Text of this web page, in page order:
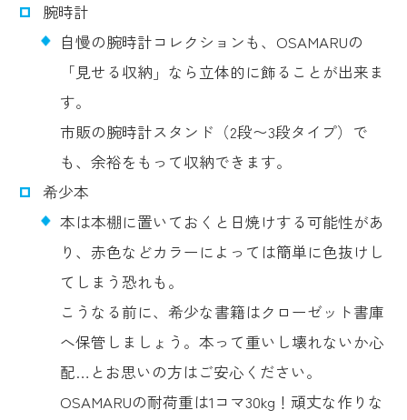
腕時計
自慢の腕時計コレクションも、OSAMARUの
「見せる収納」なら立体的に飾ることが出来ま
す。
市販の腕時計スタンド（2段〜3段タイプ）で
も、余裕をもって収納できます。
希少本
本は本棚に置いておくと日焼けする可能性があ
り、赤色などカラーによっては簡単に色抜けし
てしまう恐れも。
こうなる前に、希少な書籍はクローゼット書庫
へ保管しましょう。本って重いし壊れないか心
配…とお思いの方はご安心ください。
OSAMARUの耐荷重は1コマ30kg！頑丈な作りな